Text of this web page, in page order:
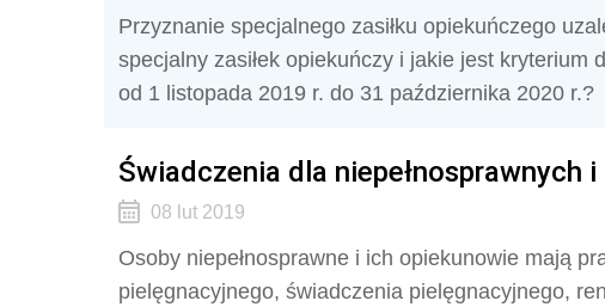
Przyznanie specjalnego zasiłku opiekuńczego
specjalny zasiłek opiekuńczy i jakie jest kryterium
od 1 listopada 2019 r. do 31 października 2020 r.?
Świadczenia dla niepełnosprawnych
08 lut 2019
Osoby niepełnosprawne i ich opiekunowie mają
pielęgnacyjnego, świadczenia pielęgnacyjnego,